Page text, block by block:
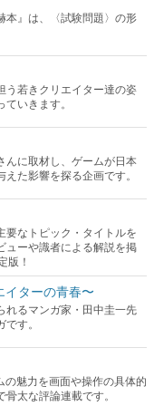
本』は、〈試験問題〉の形
う若きクリエイター達の姿
いきます。
んに取材し、ゲームが日本
た影響を探る企画です。
要なトピック・タイトルを
ューや識者による解説を掲
版！
ターの青春〜
れるマンガ家・田中圭一先
す。
魅力を画面や操作の具体的
太な評論連載です。